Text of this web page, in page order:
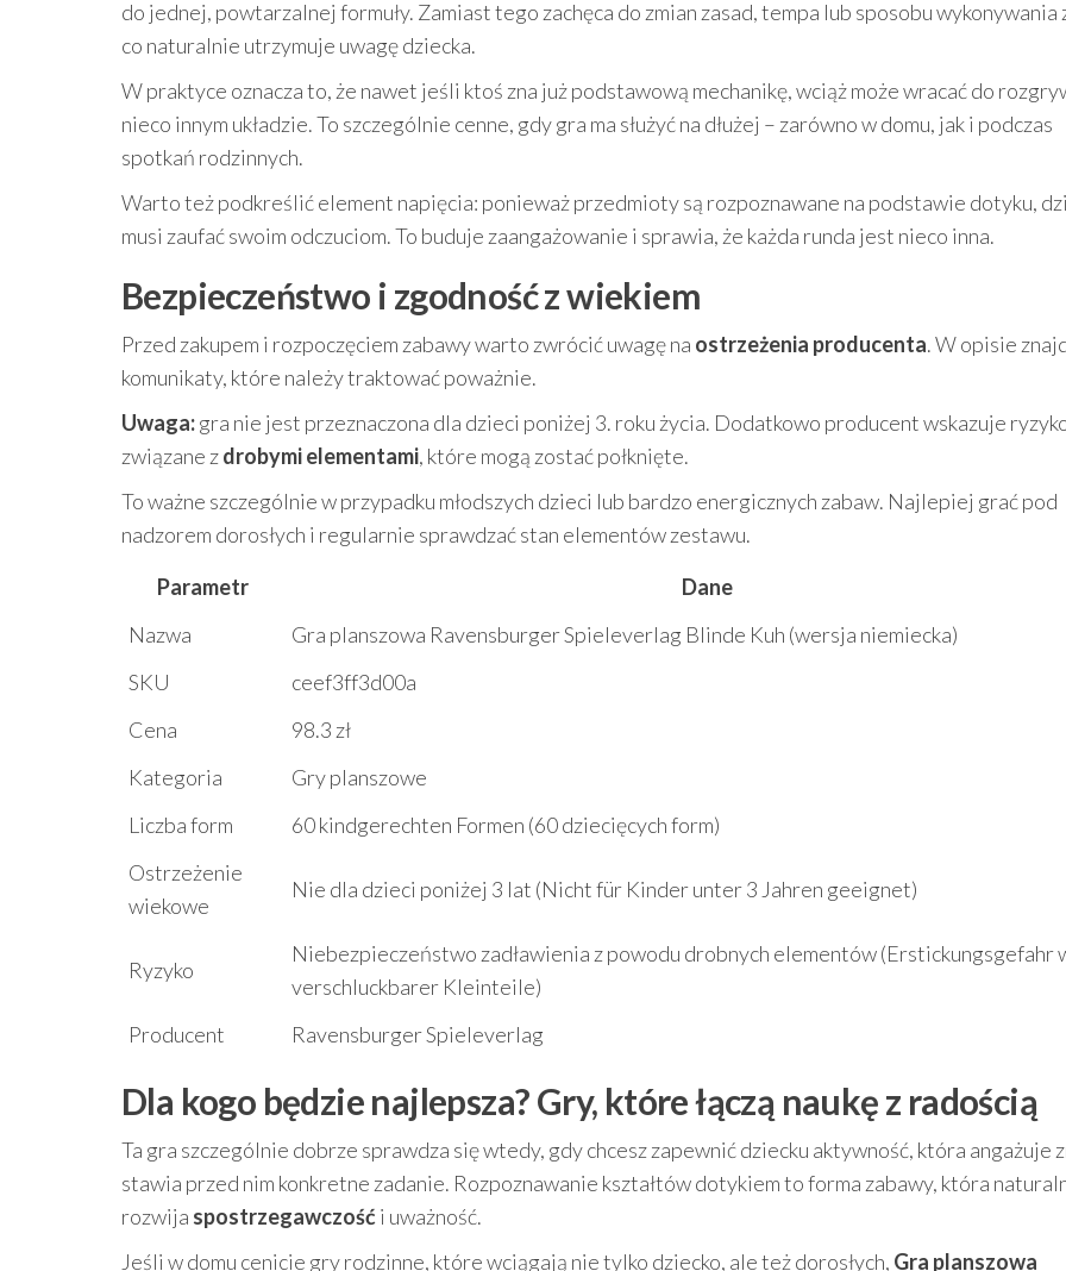
do jednej, powtarzalnej formuły. Zamiast tego zachęca do zmian zasad, tempa lub sposobu wykonywania
co naturalnie utrzymuje uwagę dziecka.
W praktyce oznacza to, że nawet jeśli ktoś zna już podstawową mechanikę, wciąż może wracać do
nieco innym układzie. To szczególnie cenne, gdy gra ma służyć na dłużej – zarówno w domu, jak i podczas
spotkań rodzinnych.
Warto też podkreślić element napięcia: ponieważ przedmioty są rozpoznawane na podstawie dotyku,
musi zaufać swoim odczuciom. To buduje zaangażowanie i sprawia, że każda runda jest nieco inna.
Bezpieczeństwo i zgodność z wiekiem
Przed zakupem i rozpoczęciem zabawy warto zwrócić uwagę na ostrzeżenia producenta. W opisie
komunikaty, które należy traktować poważnie.
Uwaga:gra nie jest przeznaczona dla dzieci poniżej 3. roku życia. Dodatkowo producent wskazuje
związane zdrobymi elementami, które mogą zostać połknięte.
To ważne szczególnie w przypadku młodszych dzieci lub bardzo energicznych zabaw. Najlepiej grać pod
nadzorem dorosłych i regularnie sprawdzać stan elementów zestawu.
Parametr
Dane
Nazwa
Gra planszowa Ravensburger Spieleverlag Blinde Kuh (wersja niemiecka)
SKU
ceef3ff3d00a
Cena
98.3 zł
Kategoria
Gry planszowe
Liczba form
60 kindgerechten Formen (60 dziecięcych form)
Ostrzeżenie
wiekowe
Nie dla dzieci poniżej 3 lat (Nicht für Kinder unter 3 Jahren geeignet)
Ryzyko
Niebezpieczeństwo zadławienia z powodu drobnych elementów (Erstickungsgefahr
verschluckbarer Kleinteile)
Producent
Ravensburger Spieleverlag
Dla kogo będzie najlepsza? Gry, które łączą naukę z radością
Ta gra szczególnie dobrze sprawdza się wtedy, gdy chcesz zapewnić dziecku aktywność, która angażuje
stawia przed nim konkretne zadanie. Rozpoznawanie kształtów dotykiem to forma zabawy, która
rozwija spostrzegawczośći uważność.
Jeśli w domu cenicie gry rodzinne, które wciągają nie tylko dziecko, ale też dorosłych, Gra planszowa